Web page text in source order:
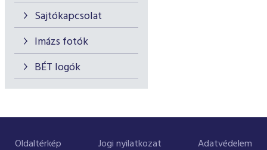
Sajtókapcsolat
Imázs fotók
BÉT logók
Oldaltérkép Jogi nyilatkozat Adatvédelem